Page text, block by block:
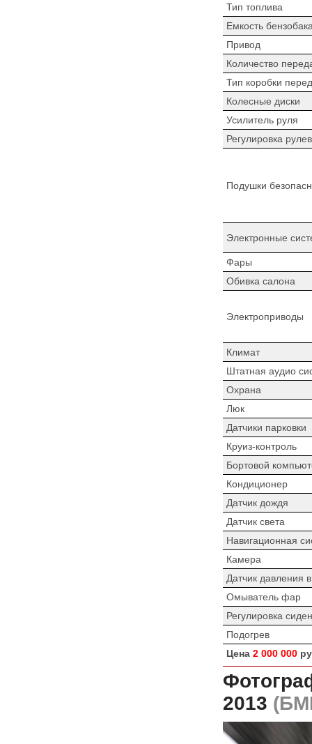
Тип топлива
Емкость
Привод
Количество
Тип коробки
Колесные диски
Усилитель руля
Регулировка
Подушки
Электронные
Фары
Обивка салона
Электроприводы
Климат
Штатная аудио
Охрана
Люк
Датчики парковки
Круиз-контроль
Бортовой
Кондиционер
Датчик дождя
Датчик света
Навигационная
Камера
Датчик давления
Омыватель фар
Регулировка
Подогрев
Цена 2 000 000
2013